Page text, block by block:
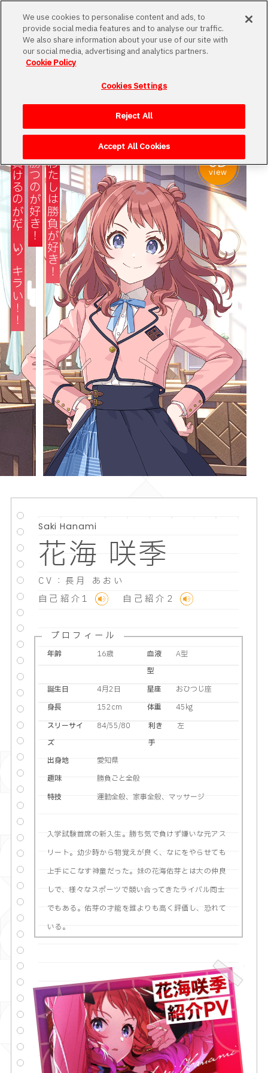
Loading
MENU
学園名簿
アイドル科の生徒や初星学園で働く教員などを
わたしは勝負が好き！
勝つのが好き！
負けるのがだ～いッキラい！！ 3D
view
Saki Hanami
花海 咲季
CV：長月 あおい
自己紹介1
自己紹介2
プロフィール
年齢 16歳
血液
型
A型
誕生日 4月2日 星座
おひつじ座
身長
152cm 体重
45kg
スリーサイ
ズ
84/55/80
利き
手
左
出身地
愛知県
趣味
勝負ごと全般
特技
運動全般、家事全般、マッサージ
入学試験首席の新入生。勝ち気で負けず嫌いな元アス
リート。幼少時から物覚えが良く、なにをやらせても
上手にこなす神童だった。妹の花海佑芽とは大の仲良
しで、様々なスポーツで競い合ってきたライバル同士
でもある。佑芽の才能を誰よりも高く評価し、恐れて
いる。
We use cookies to personalise content and ads, to
provide social media features and to analyse our traffic.
We also share information about your use of our site with
our social media, advertising and analytics partners.
Cookie Policy
Cookies Settings
Reject All
Accept All Cookies